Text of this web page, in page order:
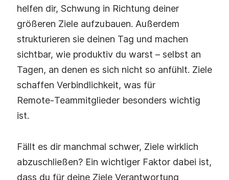
helfen dir, Schwung in Richtung deiner
größeren Ziele aufzubauen. Außerdem
strukturieren sie deinen Tag und machen
sichtbar, wie produktiv du warst – selbst an
Tagen, an denen es sich nicht so anfühlt. Ziele
schaffen Verbindlichkeit, was für
Remote‑Teammitglieder besonders wichtig
ist.
Fällt es dir manchmal schwer, Ziele wirklich
abzuschließen? Ein wichtiger Faktor dabei ist,
dass du für deine Ziele Verantwortung